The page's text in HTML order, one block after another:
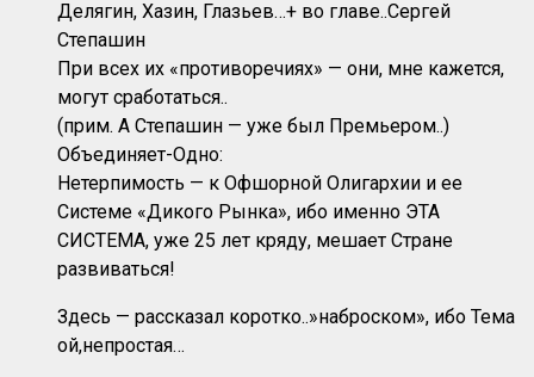
Делягин, Хазин, Глазьев…+ во главе..Сергей
Степашин
При всех их «противоречиях» — они, мне кажется,
могут сработаться..
(прим. А Степашин — уже был Премьером..)
Объединяет-Одно:
Нетерпимость — к Офшорной Олигархии и ее
Системе «Дикого Рынка», ибо именно ЭТА
СИСТЕМА, уже 25 лет кряду, мешает Стране
развиваться!
Здесь — рассказал коротко..»наброском», ибо Тема
ой,непростая…